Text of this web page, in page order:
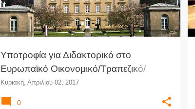
Υποτροφία για Διδακτορικό στο
Ευρωπαϊκό Οικονομικό/Τραπεζικό/
Εταιρικό Δίκαιο στο Λουξεμβούργο
Κυριακή, Απριλίου 02, 2017
0